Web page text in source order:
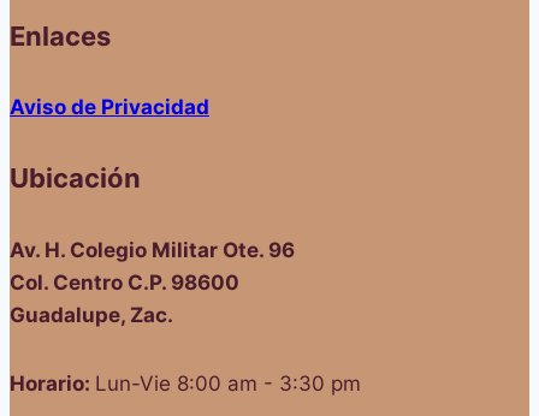
Enlaces
Aviso de Privacidad
Ubicación
Av. H. Colegio Militar Ote. 96
Col. Centro C.P. 98600
Guadalupe, Zac.
Horario: Lun-Vie 8:00 am - 3:30 pm